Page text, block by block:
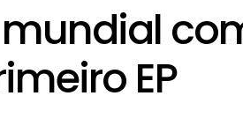
mundial
EP